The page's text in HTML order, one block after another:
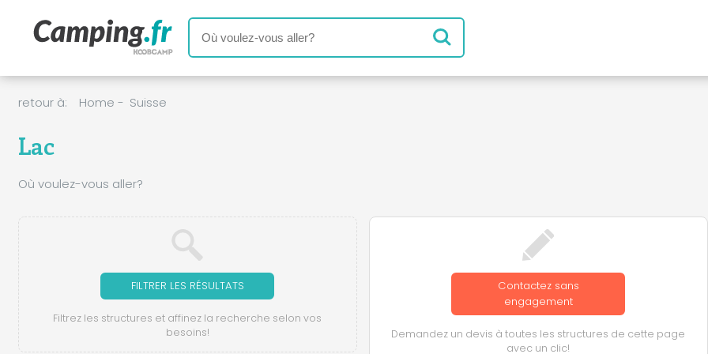
retour à: Home - Suisse
Lac
Où voulez-vous aller?
FILTRER LES RÉSULTATS
Filtrez les structures et affinez la recherche selon vos
besoins!
Contactez sans
engagement
Demandez un devis à toutes les structures de cette page
avec un clic!